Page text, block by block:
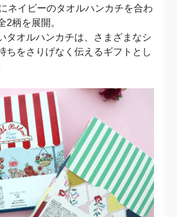
ネイビーのタオルハンカチを合わ
2柄を展開。
タオルハンカチは、さまざまなシ
ちをさりげなく伝えるギフトとし